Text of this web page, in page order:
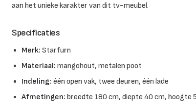
aan het unieke karakter van dit tv-meubel.
Specificaties
Merk: Starfurn
Materiaal: mangohout, metalen poot
Indeling: één open vak, twee deuren, één lade
Afmetingen: breedte 180 cm, diepte 40 cm, hoogte